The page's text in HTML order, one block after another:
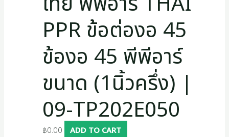
PPR ข้อต่องอ 45
ข้องอ 45 พีพีอาร์
ขนาด (1นิ้วครึ่ง) |
09-TP202E050
฿0.00 ADD TO CART